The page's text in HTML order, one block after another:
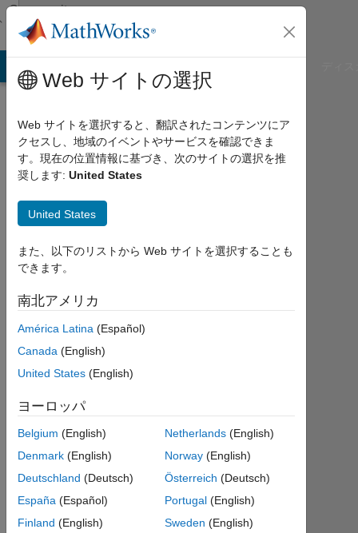
コンテンツへスキップ
Community
Profile
Aishwarya
Rao
Last
9ヶ
月 前
2018
か
ら
ィ
ブ
Following:
Web サイトの選択
Web サイトを選択すると、翻訳されたコンテンツにア
クセスし、地域のイベントやサービスを確認できま
す。現在の位置情報に基づき、次のサイトの選択を推
奨します: United States
United States
また、以下のリストから Web サイトを選択することも
できます。
南北アメリカ
América Latina (Español)
Canada (English)
United States (English)
ヨーロッパ
Belgium (English)
Denmark (English)
Deutschland (Deutsch)
España (Español)
Finland (English)
Netherlands (English)
Norway (English)
Österreich (Deutsch)
Portugal (English)
Sweden (English)